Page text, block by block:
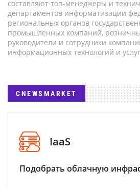
составляют топ-менеджеры и
департаментов информатизации
региональных органов
промышленных компаний,
руководители и сотрудники
информационных технологий и
CNEWSMARKET
IaaS
Подобрать облачную